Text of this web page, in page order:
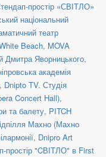
простір «СВІТЛО»
національний
театр
Beach, MOVA
Дмитра Яворницького,
академія
, Dnipto TV. Студія
Concert Hall),
та балету, PITCH
Махно (Махно
, Dnipro Art
простір "CВІТЛО" в First